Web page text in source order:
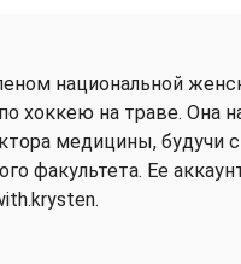
национальной
хоккею на траве. Она
медицины, будучи
факультета. Ее